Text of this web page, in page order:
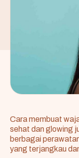
Cara membuat
sehat dan glowing
berbagai
yang terjangkau